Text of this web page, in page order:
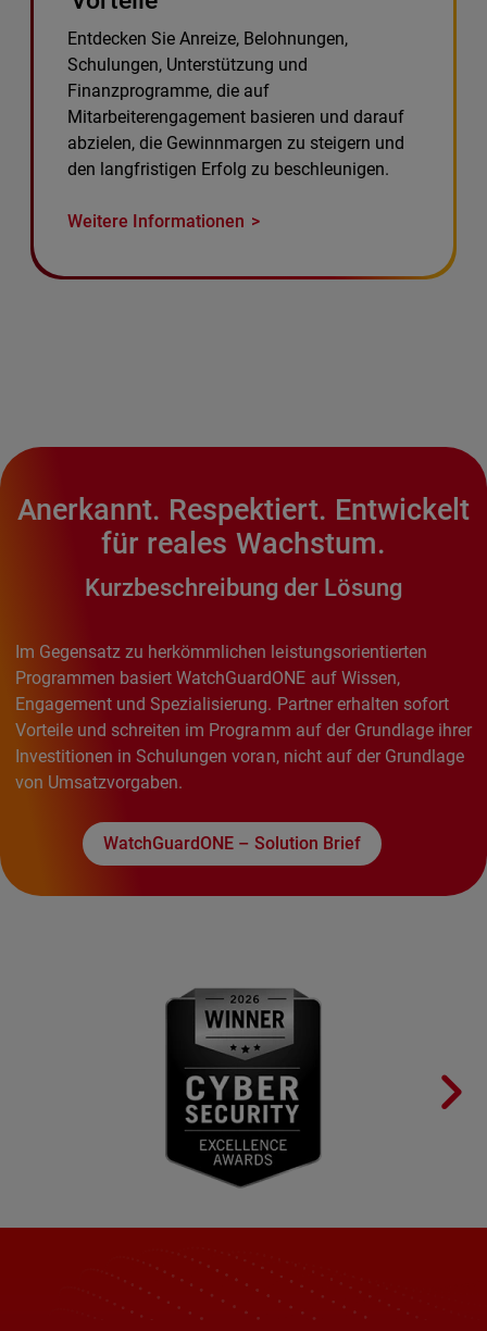
Entdecken Sie Anreize, Belohnungen,
Schulungen, Unterstützung und
Finanzprogramme, die auf
Mitarbeiterengagement basieren und darauf
abzielen, die Gewinnmargen zu steigern und
den langfristigen Erfolg zu beschleunigen.
Weitere Informationen
Anerkannt. Respektiert. Entwickelt
für reales Wachstum.
Kurzbeschreibung der Lösung
Im Gegensatz zu herkömmlichen leistungsorientierten
Programmen basiert WatchGuardONE auf Wissen,
Engagement und Spezialisierung. Partner erhalten sofort
Vorteile und schreiten im Programm auf der Grundlage ihrer
Investitionen in Schulungen voran, nicht auf der Grundlage
von Umsatzvorgaben.
WatchGuardONE – Solution Brief